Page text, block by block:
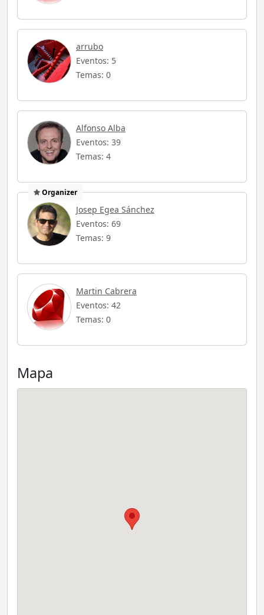
arrubo
Eventos: 5
Temas: 0
Alfonso Alba
Eventos: 39
Temas: 4
Organizer
Josep Egea Sánchez
Eventos: 69
Temas: 9
Martin Cabrera
Eventos: 42
Temas: 0
Mapa